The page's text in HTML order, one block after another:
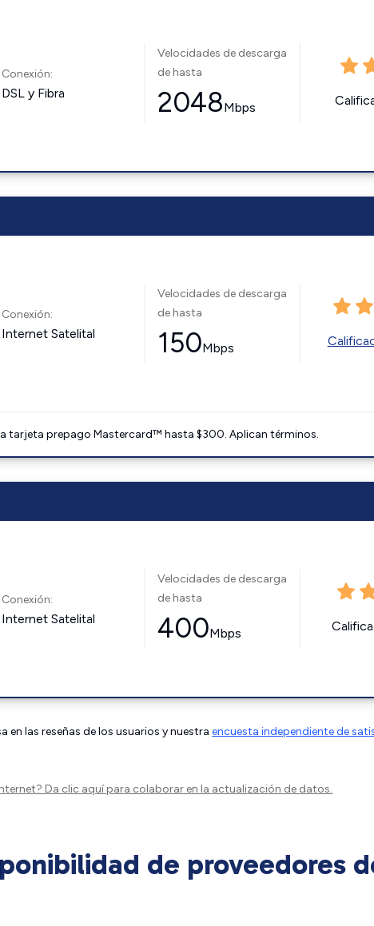
Conexión:
DSL y Fibra
Velocidades de descarga
de hasta
2048Mbps
Conexión:
Internet Satelital
Velocidades de descarga
de hasta
150Mbps
tarjeta prepago Mastercard™ hasta $300. Aplican términos.
Conexión:
Internet Satelital
Velocidades de descarga
de hasta
400Mbps
en las reseñas de los usuarios y nuestra encuesta independiente de
Da clic aquípara colaborar en la actualización de datos.
de proveedores